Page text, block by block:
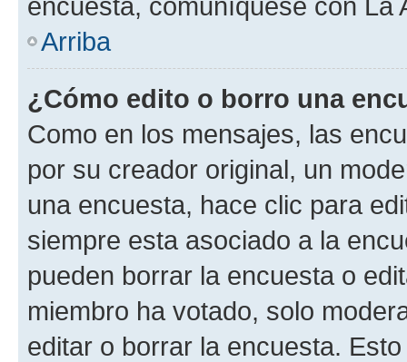
Arriba
¿Cómo edito o borro una
Como en los mensajes, las
por su creador original, un
una encuesta, hace clic para
siempre esta asociado a la
pueden borrar la encuesta o
miembro ha votado, solo
editar o borrar la encuesta.